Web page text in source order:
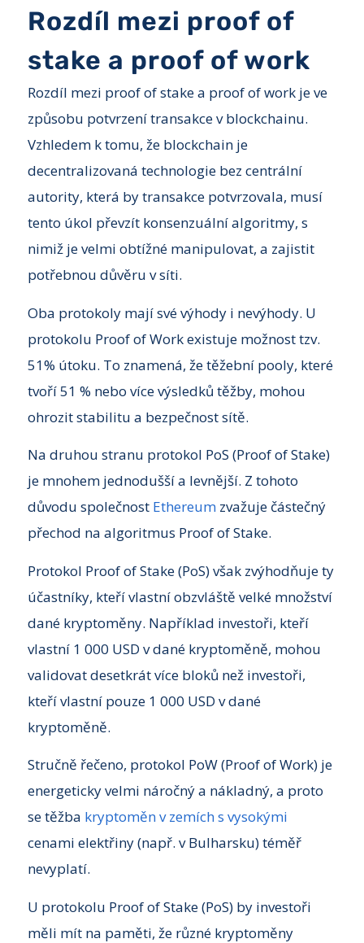
Rozdíl mezi proof of
stake a proof of work
Rozdíl mezi proof of stake a proof of work je ve
způsobu potvrzení transakce v blockchainu.
Vzhledem k tomu, že blockchain je
decentralizovaná technologie bez centrální
autority, která by transakce potvrzovala, musí
tento úkol převzít konsenzuální algoritmy, s
nimiž je velmi obtížné manipulovat, a zajistit
potřebnou důvěru v síti.
Oba protokoly mají své výhody i nevýhody. U
protokolu Proof of Work existuje možnost tzv.
51% útoku. To znamená, že těžební pooly, které
tvoří 51 % nebo více výsledků těžby, mohou
ohrozit stabilitu a bezpečnost sítě.
Na druhou stranu protokol PoS (Proof of Stake)
je mnohem jednodušší a levnější. Z tohoto
důvodu společnost Ethereumzvažuje částečný
přechod na algoritmus Proof of Stake.
Protokol Proof of Stake (PoS) však zvýhodňuje ty
účastníky, kteří vlastní obzvláště velké množství
dané kryptoměny. Například investoři, kteří
vlastní 1 000 USD v dané kryptoměně, mohou
validovat desetkrát více bloků než investoři,
kteří vlastní pouze 1 000 USD v dané
kryptoměně.
Stručně řečeno, protokol PoW (Proof of Work) je
energeticky velmi náročný a nákladný, a proto
se těžba kryptoměn v zemích s vysokými
cenami elektřiny (např. v Bulharsku) téměř
nevyplatí.
U protokolu Proof of Stake (PoS) by investoři
měli mít na paměti, že různé kryptoměny